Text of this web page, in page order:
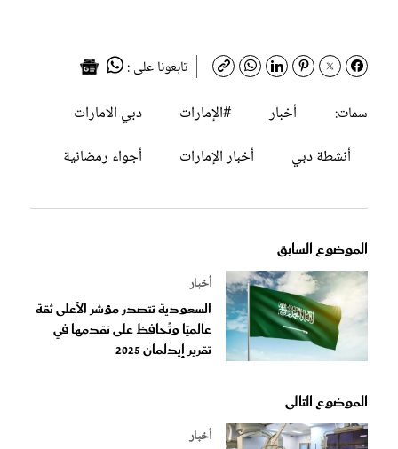
تابعونا على :
سمات:
أخبار #الإمارات
دبي الامارات
أنشطة دبي
أخبار الإمارات أجواء رمضانية
الموضوع السابق
أخبار
السعودية تتصدر مؤشر الأعلى ثقة
عالميًا وتُحافظ على تقدمها في
تقرير إيدلمان 2025
الموضوع التالى
أخبار